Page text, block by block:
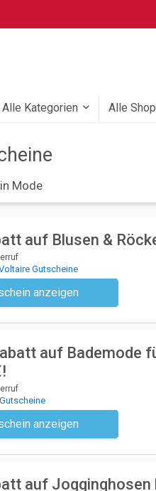
Alle Kategorien Alle
Mode
auf Blusen &
Gutscheine
anzeigen
Kein Code notwendig
auf Bademode
anzeigen
Kein Code notwendig
auf